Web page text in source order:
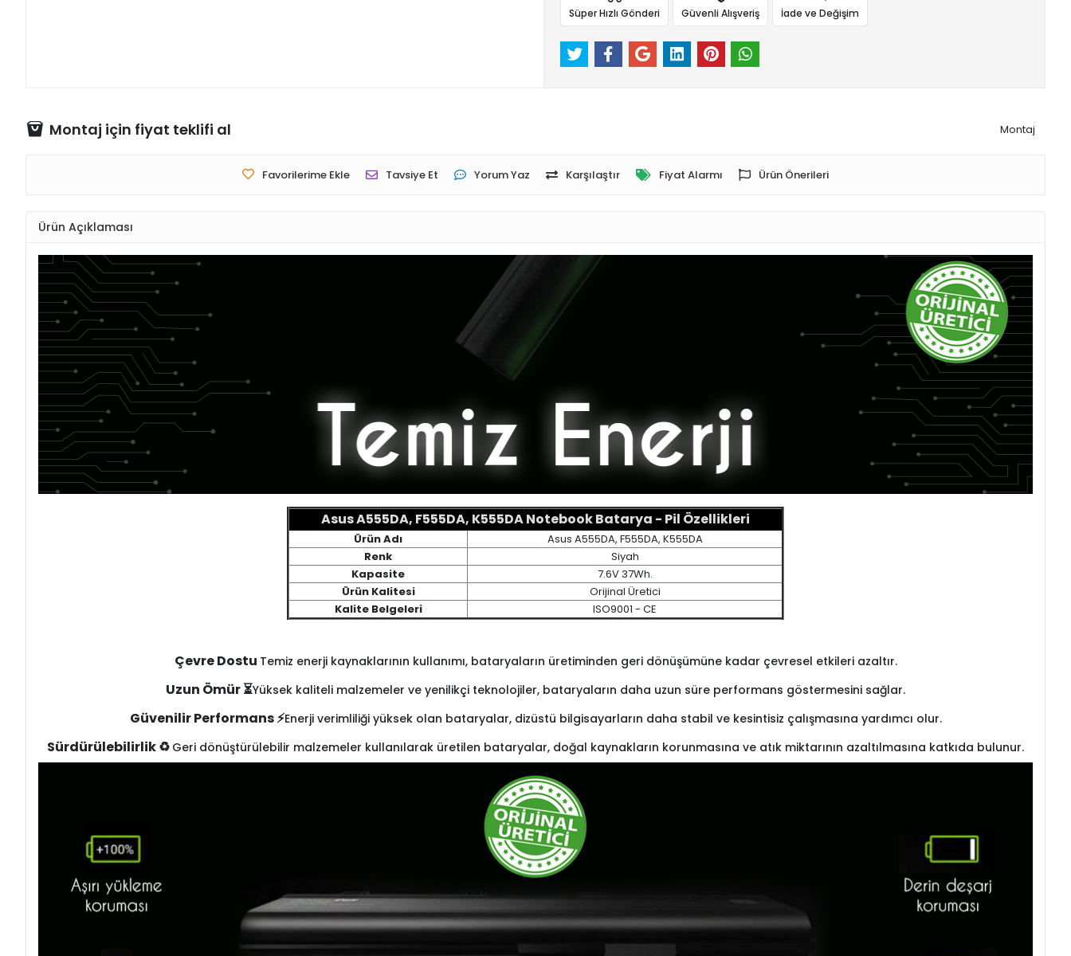
Süper Hızlı Gönderi Güvenli Alışveriş İade ve Değişim
Montaj için fiyat teklifi al Montaj
Favorilerime Ekle Tavsiye Et Yorum Yaz Karşılaştır Fiyat Alarmı Ürün Önerileri
Ürün Açıklaması
Asus A555DA, F555DA, K555DA Notebook Batarya - Pil Özellikleri
Ürün Adı
Asus A555DA, F555DA, K555DA
Renk
Siyah
Kapasite
7.6V 37Wh.
Ürün Kalitesi
Orijinal Üretici
Kalite Belgeleri
ISO9001 - CE
Çevre Dostu Temiz enerji kaynaklarının kullanımı, bataryaların üretiminden geri dönüşümüne kadar çevresel etkileri azaltır.
Uzun Ömür ⏳Yüksek kaliteli malzemeler ve yenilikçi teknolojiler, bataryaların daha uzun süre performans göstermesini sağlar.
Güvenilir Performans ⚡Enerji verimliliği yüksek olan bataryalar, dizüstü bilgisayarların daha stabil ve kesintisiz çalışmasına yardımcı olur.
Sürdürülebilirlik ♻️ Geri dönüştürülebilir malzemeler kullanılarak üretilen bataryalar, doğal kaynakların korunmasına ve atık miktarının azaltılmasına katkıda bulunur.